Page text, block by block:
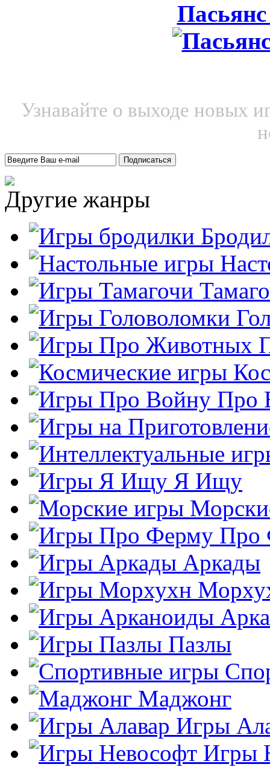
Узнавайте о выходе новых
Другие жанры
Про
Я Ищу
Про
Аркады
Пазлы
Маджонг
Игры
Игры